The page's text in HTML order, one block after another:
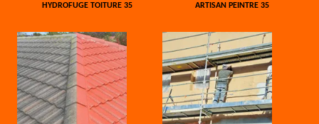
HYDROFUGE TOITURE 35 ARTISAN PEINTRE 35